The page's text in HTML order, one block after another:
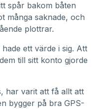
spår bakom båten
många saknade, och
plottrar.
ett värde i sig. Att
till sitt konto gjorde
har varit att få allt att
bygger på bra GPS-